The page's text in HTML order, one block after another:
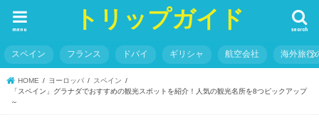
トリップガイド search
menu
スペイン フランス ドバイ ギリシャ 航空会社 海外旅行
HOME ヨーロッパ
スペイン
「スペイン」グラナダでおすすめの観光スポットを紹介！人気の観光名所を8つピックアップ
～